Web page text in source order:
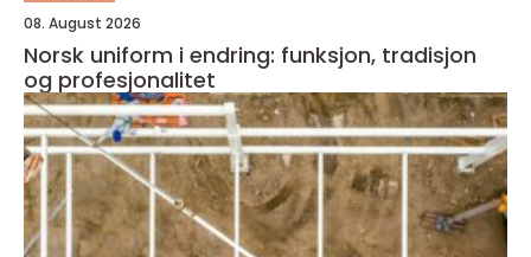
08. August 2026
Norsk uniform i endring: funksjon, tradisjon
og profesjonalitet